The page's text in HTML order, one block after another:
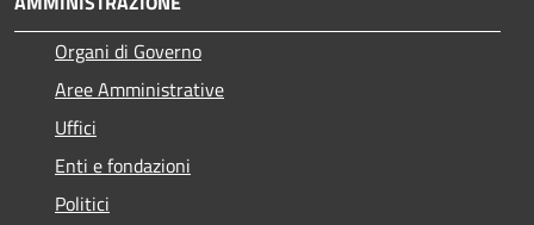
Organi di Governo
Aree Amministrative
Uffici
Enti e fondazioni
Politici